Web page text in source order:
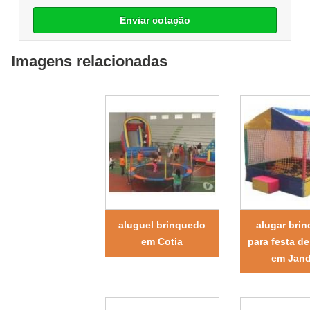
Enviar cotação
Imagens relacionadas
aluguel brinquedo
em Cotia
alugar
para festa
em